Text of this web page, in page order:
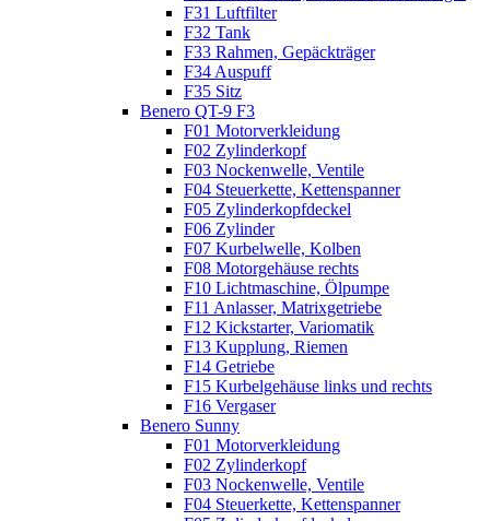
F31 Luftfilter
F32 Tank
F33 Rahmen, Gepäckträger
F34 Auspuff
F35 Sitz
Benero QT-9 F3
F01 Motorverkleidung
F02 Zylinderkopf
F03 Nockenwelle, Ventile
F04 Steuerkette, Kettenspanner
F05 Zylinderkopfdeckel
F06 Zylinder
F07 Kurbelwelle, Kolben
F08 Motorgehäuse rechts
F10 Lichtmaschine, Ölpumpe
F11 Anlasser, Matrixgetriebe
F12 Kickstarter, Variomatik
F13 Kupplung, Riemen
F14 Getriebe
F15 Kurbelgehäuse links und rechts
F16 Vergaser
Benero Sunny
F01 Motorverkleidung
F02 Zylinderkopf
F03 Nockenwelle, Ventile
F04 Steuerkette, Kettenspanner